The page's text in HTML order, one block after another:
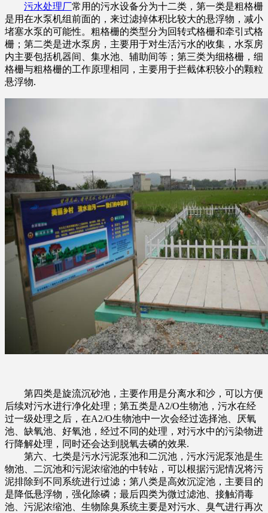
污水处理厂常用的污水设备分为十二类，第一类是粗格栅
是用在水泵机组前面的，来过滤掉体积比较大的悬浮物，减小
堵塞水泵的可能性。粗格栅的类型分为回转式格栅和牵引式格
栅；第二类是进水泵房，主要用于对生活污水的收集，水泵房
内主要包括机器间、集水池、辅助间等；第三类为细格栅，细
格栅与粗格栅的工作原理相同，主要用于拦截体积较小的颗粒
悬浮物.
第四类是旋流沉砂池，主要作用是分离水和沙，可以方便
后续对污水进行净化处理；第五类是A2/O生物池，污水在经
过一级处理之后，在A2/O生物池中一次会经过选择池、厌氧
池、缺氧池、好氧池，经过不同的处理，对污水中的污染物进
行降解处理，同时还会达到脱氧去磷的效果.
第六、七类是污水污泥泵池和二沉池，污水污泥泵池是生
物池、二沉池和污泥浓缩池的中转站，可以根据污泥情况将污
泥排除到不同系统进行过滤；第八类是高效沉淀池，主要目的
是降低悬浮物，强化除磷；最后四类为微过滤池、接触消毒
池、污泥浓缩池、生物除臭系统主要是对污水、臭气进行再次